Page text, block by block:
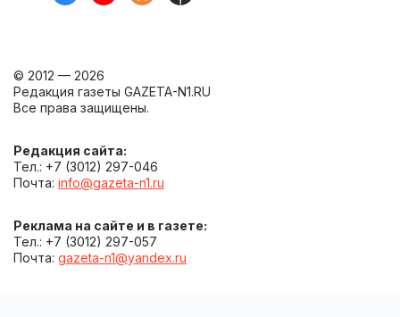
© 2012 — 2026
Редакция газеты GAZETA-N1.RU
Все права защищены.
Редакция сайта:
Тел.: +7 (3012) 297-046
Почта: info@gazeta-n1.ru
Реклама на сайте и в газете:
Тел.: +7 (3012) 297-057
Почта: gazeta-n1@yandex.ru